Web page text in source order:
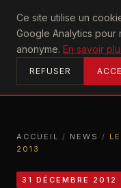
Ce site utilise un
Google Analytics pour
anonyme. En savoir
REFUSER
U2achtung
ACCUEIL
ACCUEIL / NEWS /
2013
31 DÉCEMBRE 2012